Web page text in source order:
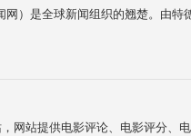
）是全球新闻组织的翘楚。由特
网站提供电影评论、电影评分、